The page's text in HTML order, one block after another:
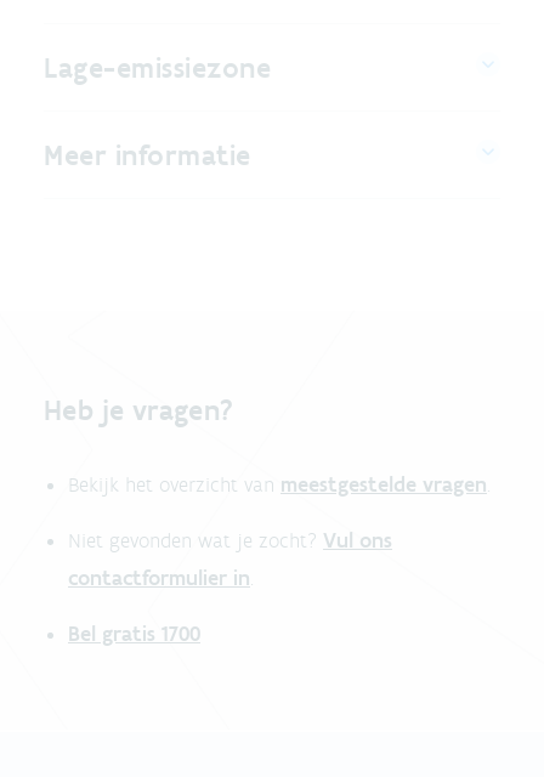
Lage-emissiezone
Meer informatie
Heb je vragen?
Bekijk het overzicht van meestgestelde vragen.
Niet gevonden wat je zocht? Vul ons
contactformulier in.
Bel gratis 1700